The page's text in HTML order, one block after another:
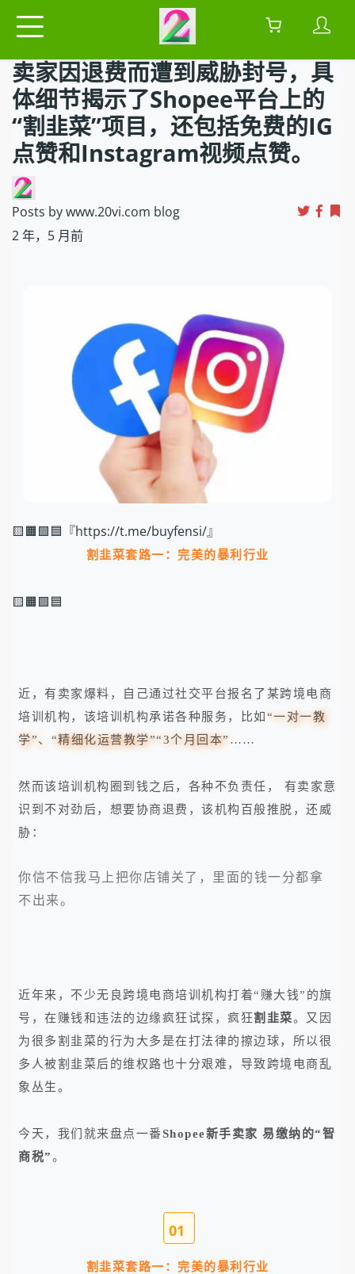
卖家因退费而遭到威胁封号，具
体细节揭示了Shopee平台上的
“割韭菜”项目，还包括免费的IG
点赞和Instagram视频点赞。
Posts by www.20vi.com blog
2 年，5 月前
🟨🟧🟩🟦『https://t.me/buyfensi/』
割韭菜套路一： 完美的暴利行业
🟨🟧🟩🟦
近，有卖家爆料，自己通过社交平台报名了某跨境电商
培训机构，该培训机构承诺各种服务，比如 “一对一教
学”、“精细化运营教学”“3个月回本” ……
然而该培训机构圈到钱之后，各种不负责任， 有卖家意
识到不对劲后，想要协商退费，该机构百般推脱，还威
胁：
你信不信我马上把你店铺关了，里面的钱一分都拿
不出来。
近年来，不少无良跨境电商培训机构打着“赚大钱”的旗
号，在赚钱和违法的边缘疯狂试探，疯狂割韭菜。又因
为很多割韭菜的行为大多是在打法律的擦边球，所以很
多人被割韭菜后的维权路也十分艰难，导致跨境电商乱
象丛生。
今天，我们就来盘点一番Shopee新手卖家 易缴纳的“智
商税”。
01
割韭菜套路一： 完美的暴利行业